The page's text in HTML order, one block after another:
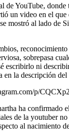
de YouTube,
un video en el que
mostró al lado de
sobrepasa
escribirlo ni
en la descripción
p/
ha confirmado
de la youtuber
al nacimiento